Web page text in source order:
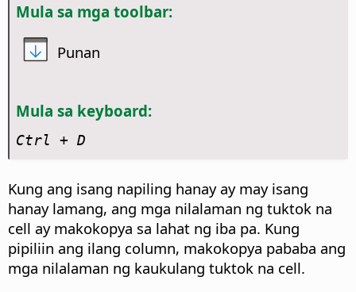
Mula sa mga toolbar:
Punan
Mula sa keyboard:
Ctrl + D
Kung ang isang napiling hanay ay may isang
hanay lamang, ang mga nilalaman ng tuktok na
cell ay makokopya sa lahat ng iba pa. Kung
pipiliin ang ilang column, makokopya pababa ang
mga nilalaman ng kaukulang tuktok na cell.